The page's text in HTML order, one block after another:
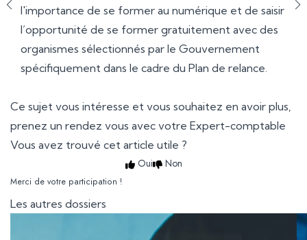
l'importance de se former au numérique et de saisir
l’opportunité de se former gratuitement avec des
organismes sélectionnés par le Gouvernement
spécifiquement dans le cadre du Plan de relance.
Ce sujet vous intéresse et vous souhaitez en avoir plus,
prenez un rendez vous avec votre Expert-comptable
Vous avez trouvé cet article utile ?
Oui
Non
Merci de votre participation !
Les autres dossiers